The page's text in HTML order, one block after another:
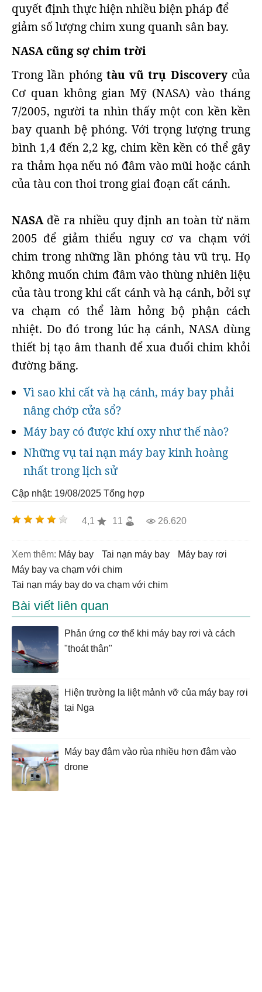
quyết định thực hiện nhiều biện pháp để
giảm số lượng chim xung quanh sân bay.
NASA cũng sợ chim trời
Trong lần phóngtàu vũ trụ Discoverycủa
Cơ quan không gian Mỹ (NASA) vào tháng
7/2005, người ta nhìn thấy một con kền kền
bay quanh bệ phóng. Với trọng lượng trung
bình 1,4 đến 2,2 kg, chim kền kền có thể gây
ra thảm họa nếu nó đâm vào mũi hoặc cánh
của tàu con thoi trong giai đoạn cất cánh.
NASAđề ra nhiều quy định an toàn từ năm
2005 để giảm thiểu nguy cơ va chạm với
chim trong những lần phóng tàu vũ trụ. Họ
không muốn chim đâm vào thùng nhiên liệu
của tàu trong khi cất cánh và hạ cánh, bởi sự
va chạm có thể làm hỏng bộ phận cách
nhiệt. Do đó trong lúc hạ cánh, NASA dùng
thiết bị tạo âm thanh để xua đuổi chim khỏi
đường băng.
Vì sao khi cất và hạ cánh, máy bay phải
nâng chớp cửa sổ?
Máy bay có được khí oxy như thế nào?
Những vụ tai nạn máy bay kinh hoàng
nhất trong lịch sử
Cập nhật: 19/08/2025 Tổng hợp
4,1 11 26.620
Xem thêm: máy bay tai nạn máy bay
máy bay rơi
máy bay va chạm với chim
tai nạn máy bay do va chạm với chim
Bài viết liên quan
Phản ứng cơ thể khi máy bay rơi và cách
"thoát thân"
Hiện trường la liệt mảnh vỡ của máy bay rơi
tại Nga
Máy bay đâm vào rùa nhiều hơn đâm vào
drone